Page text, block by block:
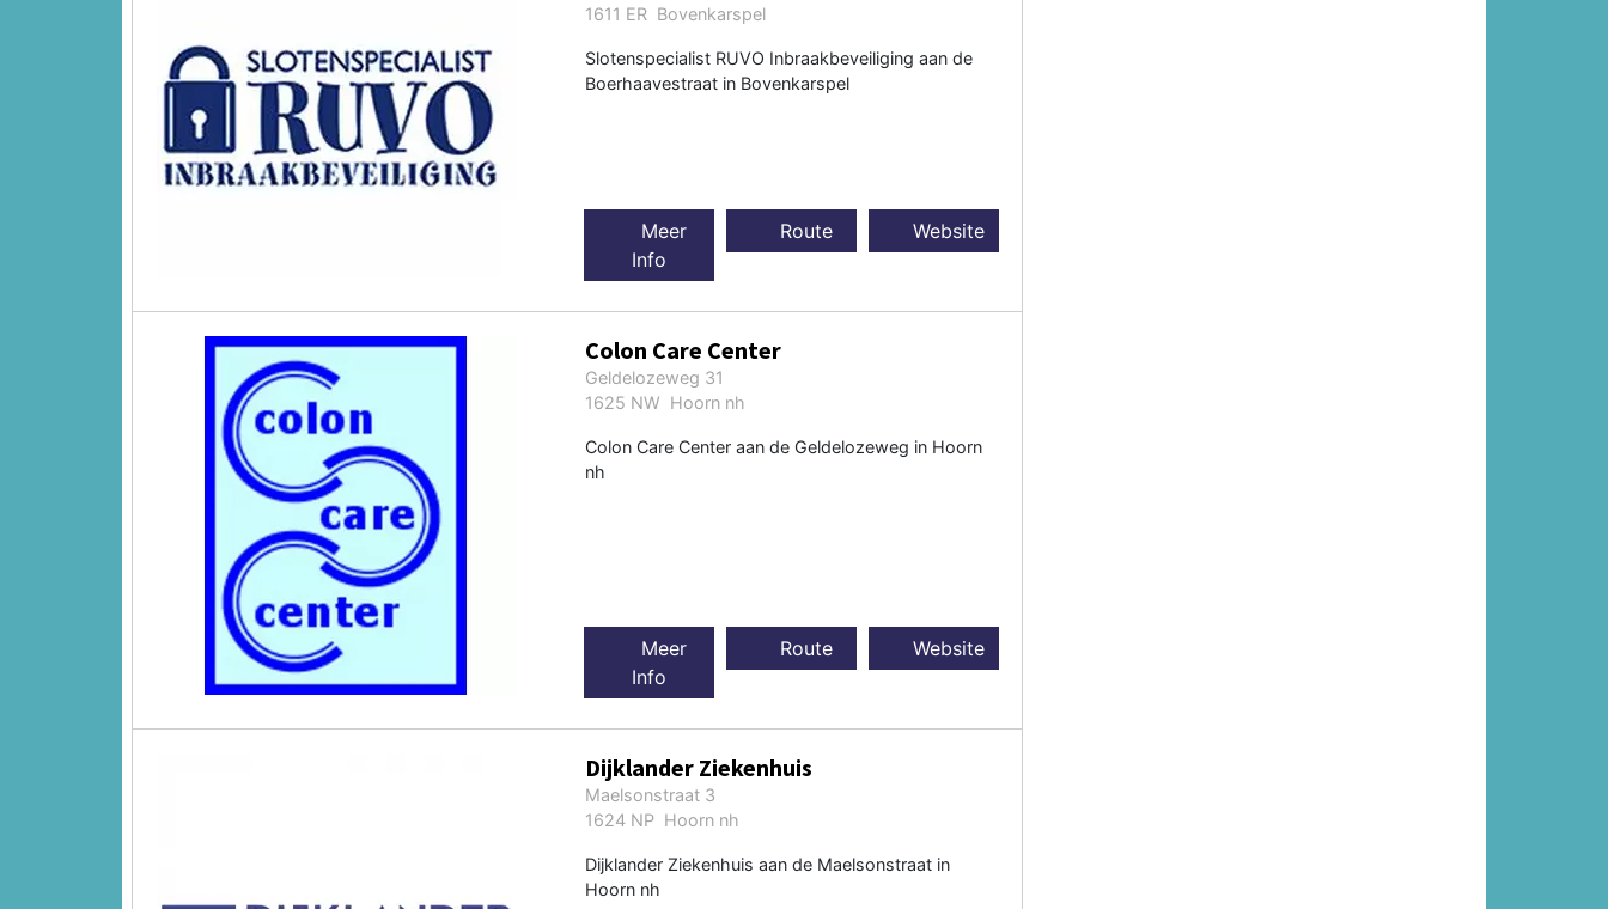
1611 ER Bovenkarspel
Slotenspecialist RUVO Inbraakbeveiliging aan de
Boerhaavestraat in Bovenkarspel
Meer
Info
Route Website
Colon Care Center
Geldelozeweg 31
1625 NW Hoorn nh
Colon Care Center aan de Geldelozeweg in Hoorn
nh
Meer
Info
Route Website
Dijklander Ziekenhuis
Maelsonstraat 3
1624 NP Hoorn nh
Dijklander Ziekenhuis aan de Maelsonstraat in
Hoorn nh